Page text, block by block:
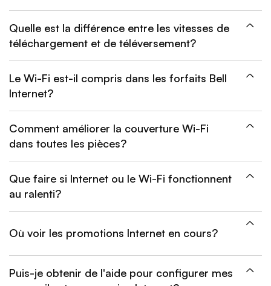
Quelle est la différence entre les vitesses de
téléchargement et de téléversement?
Le Wi-Fi est-il compris dans les forfaits Bell
Internet?
Comment améliorer la couverture Wi-Fi
dans toutes les pièces?
Que faire si Internet ou le Wi-Fi fonctionnent
au ralenti?
Où voir les promotions Internet en cours?
Puis-je obtenir de l'aide pour configurer mes